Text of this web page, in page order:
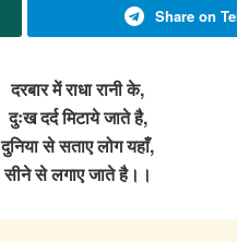
Share on
दरबार में राधा रानी के,
दुःख दर्द मिटाये जाते है,
दुनिया से सताए लोग यहाँ,
सीने से लगाए जाते है।।